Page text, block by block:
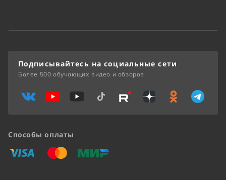
Способы оплаты
«Виза» «Мастеркард»
«Мир»
Подписывайтесь на социальные сети
Более 500 обучающих видео и обзоров